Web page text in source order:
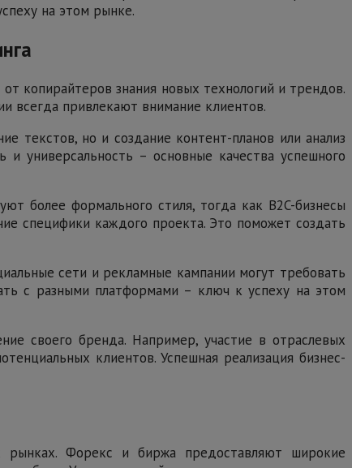
на этом рынке.
копирайтеров знания новых технологий и трендов.
всегда привлекают внимание клиентов.
текстов, но и создание контент-планов или анализ
и универсальность – основные качества успешного
более формального стиля, тогда как B2C-бизнесы
специфики каждого проекта. Это поможет создать
сети и рекламные кампании могут требовать
с разными платформами – ключ к успеху на этом
своего бренда. Например, участие в отраслевых
клиентов. Успешная реализация бизнес-
рынках. Форекс и биржа предоставляют широкие